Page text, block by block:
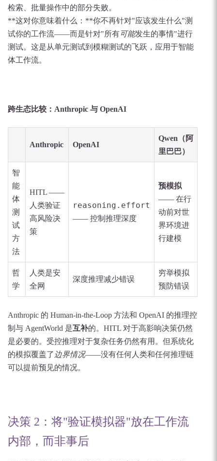
检索、批量操作中的部分失败。
**这对你意味着什么：**你不再针对"应该发生什么"测
试你的工作流——而是针对"所有可能发生的事情"进行
测试。这是从单元测试到模糊测试的飞跃，应用于智能
体工作流。
跨生态比较：Anthropic 与 OpenAI
Anthropic OpenAI
Qwen（阿
里巴巴）
智
能
体
测
试
方
法
HITL ——
人类验证
高风险决
策
reasoning.effort
—— 控制推理深度
预模拟
—— 在行
动前对世
界环境进
行建模
哲
学
人类是安
全网
深度推理减少错误
穷举模拟
预防错误
Anthropic 的 Human-in-the-Loop 方法和 OpenAI 的推理控
制与 AgentWorld 是互补的。HITL 对于高影响决策仍然
是必要的。受控推理对于复杂任务仍然有用。但系统化
的模拟覆盖了 边界情况——没有任何人类和任何推理链
可以提前预见的情况。
决策 2：将"验证模拟器"放在工作流
内部，而非事后